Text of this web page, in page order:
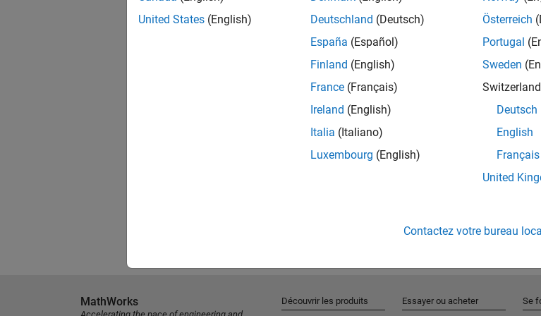
United States (English)
Deutschland (Deutsch)
España (Español)
Finland (English)
France (Français)
Ireland (English)
Italia (Italiano)
Luxembourg (English)
Österreich
Portugal
Sweden
Switzerland
Deutsch
English
Français
United
Contactez votre bureau local
MathWorks Découvrir les produits Essayer ou acheter Se